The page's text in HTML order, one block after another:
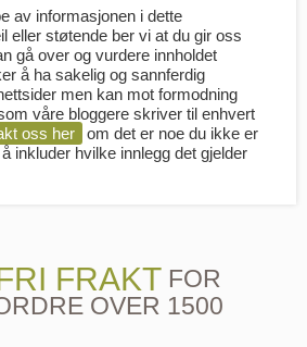
av informasjonen i dette
eller støtende ber vi at du gir oss
gå over og vurdere innholdet
å ha sakelig og sannferdig
men kan mot formodning
våre bloggere skriver til enhvert
oss her
om det er noe du ikke er
inkluder hvilke innlegg det gjelder
FRAKTFOR
OVER 1500